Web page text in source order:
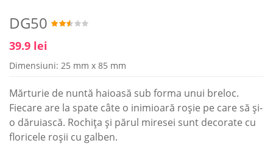
DG50
39.9 lei
Dimensiuni: 25 mm x 85 mm
Mărturie de nuntă haioasă sub forma unui breloc.
Fiecare are la spate câte o inimioară roşie pe care să și-
o dăruiască. Rochița și părul miresei sunt decorate cu
floricele roșii cu galben.